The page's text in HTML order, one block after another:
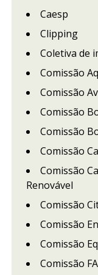
Caesp
Clipping
Coletiva de
Comissão
Comissão
Comissão
Comissão
Comissão
Comissão
Renovável
Comissão
Comissão
Comissão
Comissão